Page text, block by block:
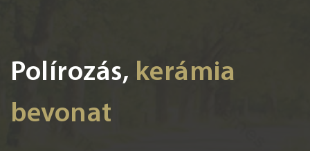
Polírozás, kerámia
bevonat